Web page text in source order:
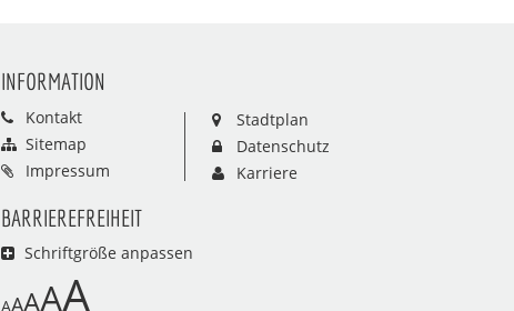
INFORMATION
Kontakt
Sitemap
Impressum
Stadtplan
Datenschutz
Karriere
BARRIEREFREIHEIT
Schriftgröße anpassen
AAAAA